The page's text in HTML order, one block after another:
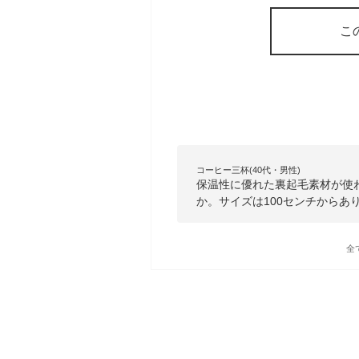
こ
コーヒー三杯(40代・男性)
保温性に優れた裏起毛素材が
か。サイズは100センチからあ
全